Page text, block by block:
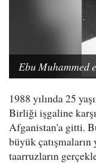
Ebu Muhammed
1988 yılında 25
Birliği işgaline
Afganistan'a gitti.
büyük çatışmaların
taarruzların